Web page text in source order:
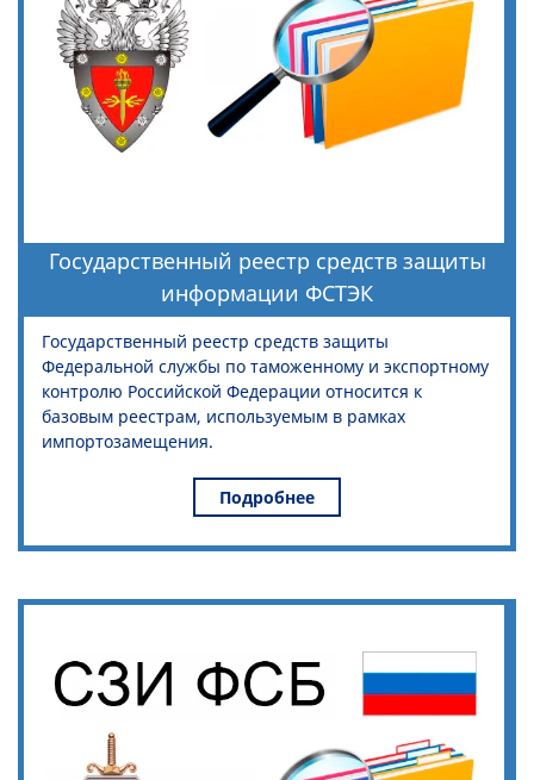
Государственный реестр средств защиты
информации ФСТЭК
Государственный реестр средств защиты
Федеральной службы по таможенному и экспортному
контролю Российской Федерации относится к
базовым реестрам, используемым в рамках
импортозамещения.
Подробнее